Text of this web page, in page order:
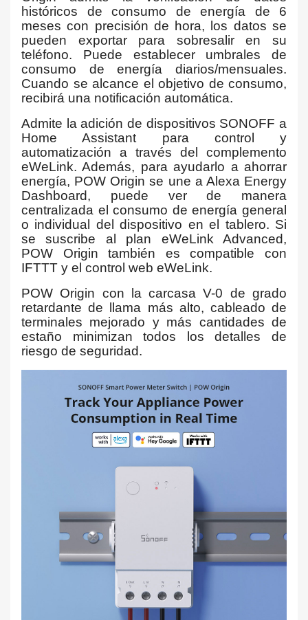
históricos de consumo de energía de 6
meses con precisión de hora, los datos se
pueden exportar para sobresalir en su
teléfono. Puede establecer umbrales de
consumo de energía diarios/mensuales.
Cuando se alcance el objetivo de consumo,
recibirá una notificación automática.
Admite la adición de dispositivos SONOFF a
Home Assistant para control y
automatización a través del complemento
eWeLink. Además, para ayudarlo a ahorrar
energía, POW Origin se une a Alexa Energy
Dashboard, puede ver de manera
centralizada el consumo de energía general
o individual del dispositivo en el tablero. Si
se suscribe al plan eWeLink Advanced,
POW Origin también es compatible con
IFTTT y el control web eWeLink.
POW Origin con la carcasa V-0 de grado
retardante de llama más alto, cableado de
terminales mejorado y más cantidades de
estaño minimizan todos los detalles de
riesgo de seguridad.